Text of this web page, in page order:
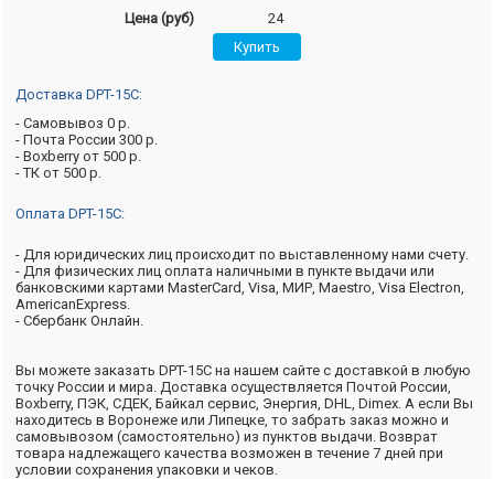
Цена (руб)
24
Доставка DPT-15C:
- Самовывоз 0 р.
- Почта России 300 р.
- Boxberry от 500 р.
- ТК от 500 р.
Оплата DPT-15C:
- Для юридических лиц происходит по выставленному нами счету.
- Для физических лиц оплата наличными в пункте выдачи или
банковскими картами MasterCard, Visa, МИР, Maestro, Visa Electron,
AmericanExpress.
- Сбербанк Онлайн.
Вы можете заказать DPT-15C на нашем сайте с доставкой в любую
точку России и мира. Доставка осуществляется Почтой России,
Boxberry, ПЭК, СДЕК, Байкал сервис, Энергия, DHL, Dimex. А если Вы
находитесь в Воронеже или Липецке, то забрать заказ можно и
самовывозом (самостоятельно) из пунктов выдачи. Возврат
товара надлежащего качества возможен в течение 7 дней при
условии сохранения упаковки и чеков.